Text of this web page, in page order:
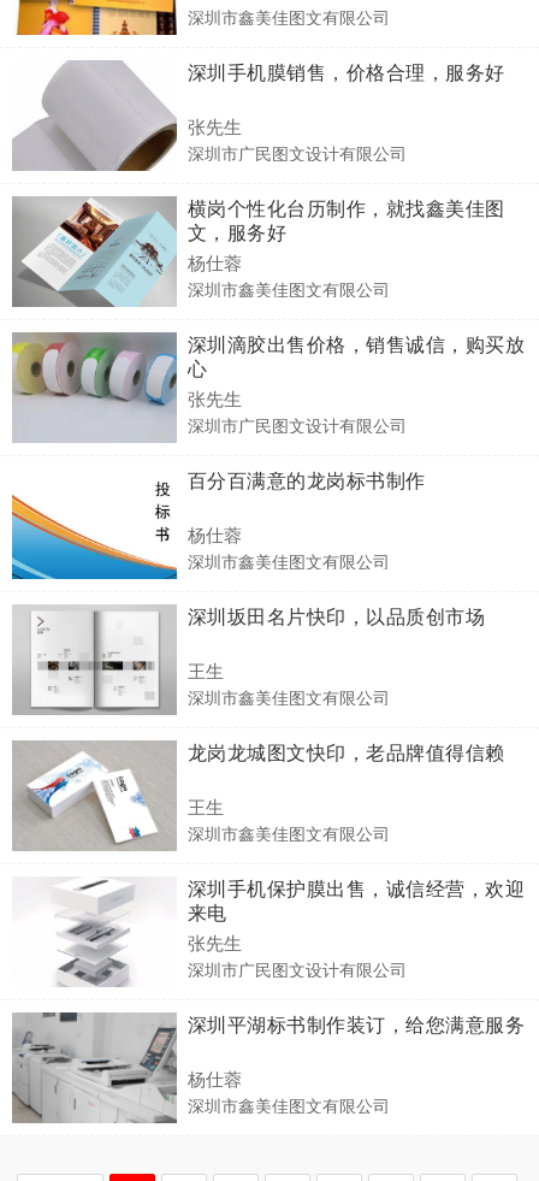
深圳市鑫美佳图文有限公司
深圳手机膜销售，价格合理，服务好
张先生
深圳市广民图文设计有限公司
横岗个性化台历制作，就找鑫美佳图
文，服务好
杨仕蓉
深圳市鑫美佳图文有限公司
深圳滴胶出售价格，销售诚信，购买放
心
张先生
深圳市广民图文设计有限公司
百分百满意的龙岗标书制作
杨仕蓉
深圳市鑫美佳图文有限公司
深圳坂田名片快印，以品质创市场
王生
深圳市鑫美佳图文有限公司
龙岗龙城图文快印，老品牌值得信赖
王生
深圳市鑫美佳图文有限公司
深圳手机保护膜出售，诚信经营，欢迎
来电
张先生
深圳市广民图文设计有限公司
深圳平湖标书制作装订，给您满意服务
杨仕蓉
深圳市鑫美佳图文有限公司